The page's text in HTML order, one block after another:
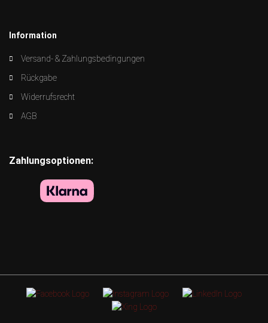
Information
Versand- & Zahlungsbedingungen
Rückgabe
Widerrufsrecht
AGB
Zahlungsoptionen: